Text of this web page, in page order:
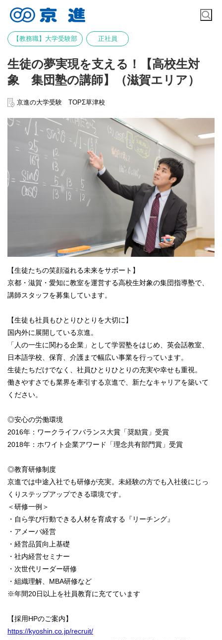
【教務職】大学受験部 正社員
生徒の夢実現を支える！【高校生対
象 集団塾の講師】（滋賀エリア）
京進の大学受験 TOPΣ草津校
【生徒たちの笑顔溢れる未来をサポート】
京都・滋賀・愛知に教室を運営する高校生対象の集団指導塾で、
講師スタッフを募集しています。
【生徒も社員もひとりひとりを大切に】
国内外に展開している京進。
「人の一生に関わる企業」として学習塾をはじめ、英会話教室、
日本語学校、保育、介護まで幅広い事業を行っています。
生徒たちだけでなく、社員ひとりひとりの充実や幸せも重視。
働きやすさでも業界を牽引する京進で、新たなキャリアを築いて
ください。
◎安心の労働環境
2016年：ワークライフバランス大賞「奨励賞」受賞
2018年：ホワイト企業アワード「理念共有部門賞」受賞
◎教育研修制度
京進では中途⼊社でも研修が充実。未経験の⽅でも⼊社後にじっ
くりステップアップできる環境です。
＜研修⼀例＞
・自ら学び行動できる人材を育成する『リーチング』
・アメーバ経営
・経営品質向上基礎
・社内経営セミナー
・次世代リーダー研修
・組織理解、MBA研修など
※年間20⽇以上を社員教育に充てています
【採用HPのご案内】
https://kyoshin.co.jp/recruit/